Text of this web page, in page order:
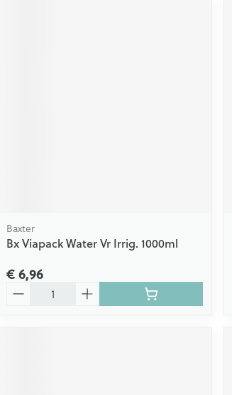
Baxter
Bx Viapack Water Vr Irrig. 1000ml
€ 6,96